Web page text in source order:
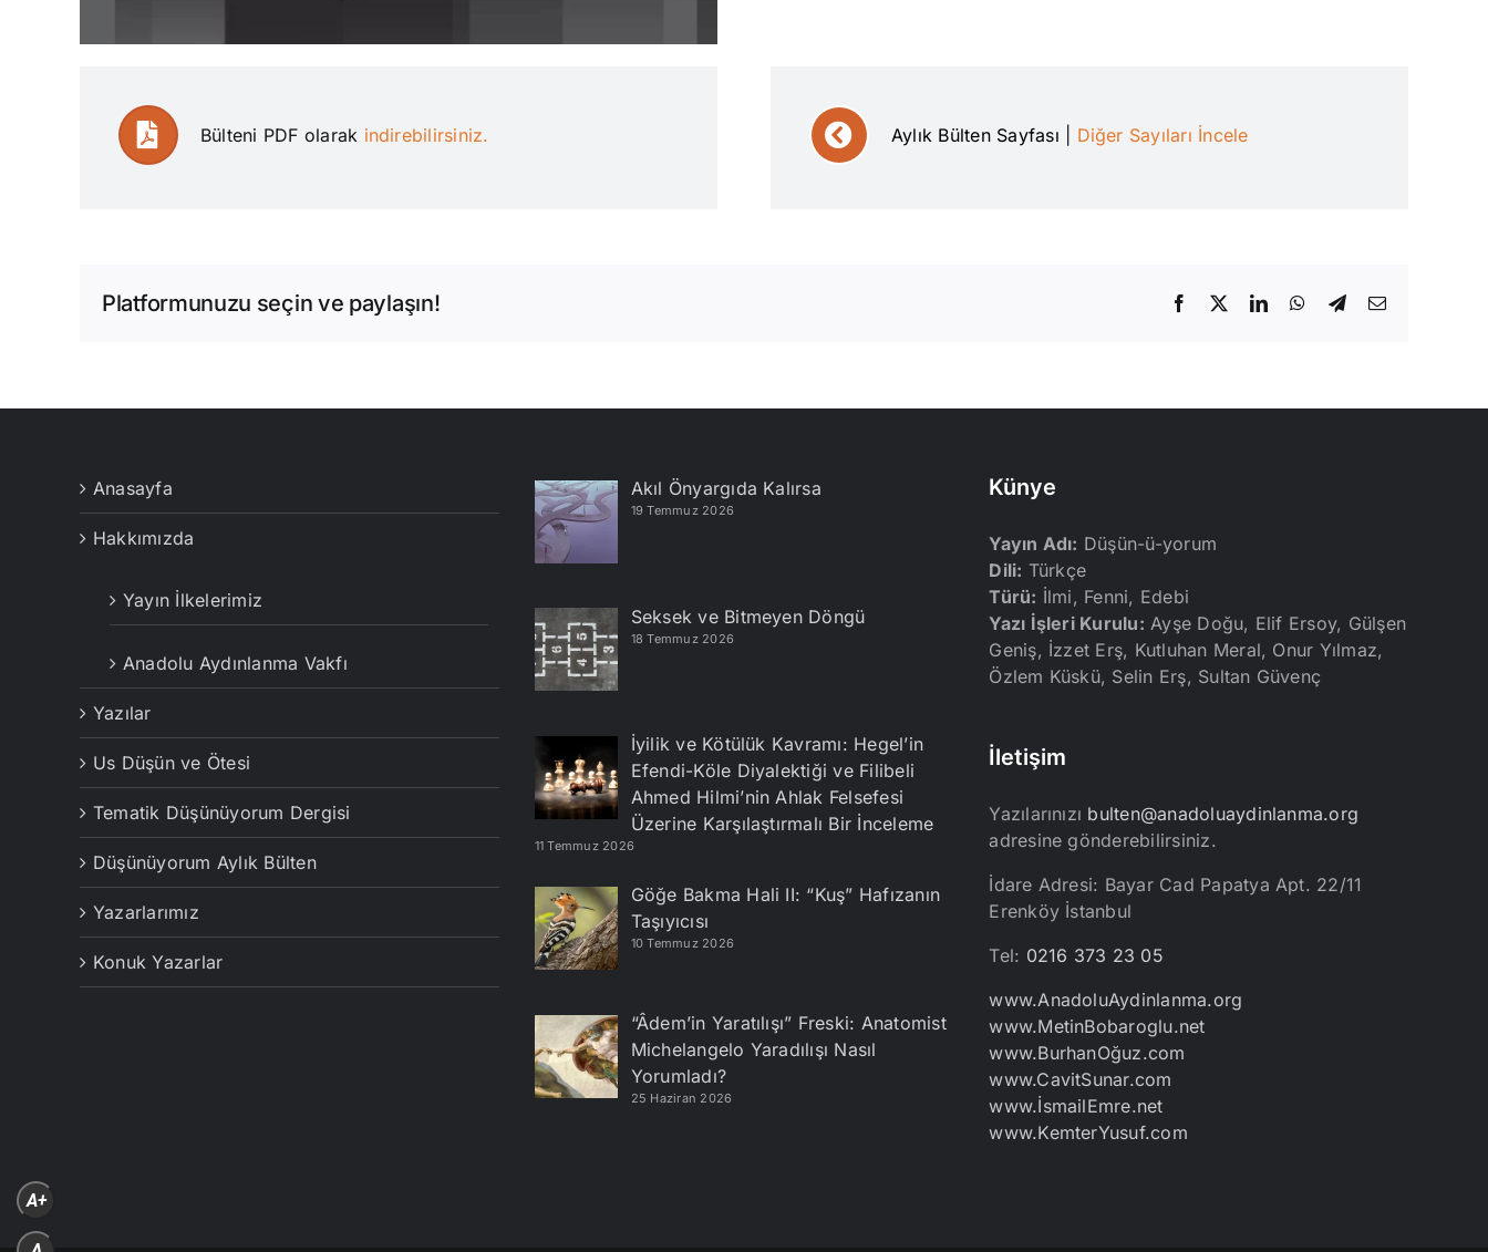
Bülteni PDF olarak indirebilirsiniz. Aylık Bülten Sayfası Diğer Sayıları İncele
Platformunuzu seçin ve paylaşın! Facebook LinkedInWhatsApp
Telegram
E-
Anasayfa
Hakkımızda
Yayın İlkelerimiz
Anadolu Aydınlanma Vakfı
Yazılar
Us Düşün ve Ötesi
Tematik Düşünüyorum Dergisi
Düşünüyorum Aylık Bülten
Yazarlarımız
Konuk Yazarlar
Akıl Önyargıda Kalırsa
19 Temmuz 2026
Seksek ve Bitmeyen Döngü
18 Temmuz 2026
İyilik ve Kötülük Kavramı: Hegel’in
Efendi-Köle Diyalektiği ve Filibeli
Ahmed Hilmi’nin Ahlak Felsefesi
Üzerine Karşılaştırmalı Bir İnceleme
11 Temmuz 2026
Göğe Bakma Hali II: “Kuş” Hafızanın
Taşıyıcısı
10 Temmuz 2026
“Âdem’in Yaratılışı” Freski: Anatomist
Michelangelo Yaradılışı Nasıl
Yorumladı?
25 Haziran 2026
Künye
Yayın Adı: Düşün-ü-yorum
Dili: Türkçe
Türü: İlmi, Fenni, Edebi
Yazı İşleri Kurulu: Ayşe Doğu, Elif Ersoy, Gülşen
Geniş, İzzet Erş, Kutluhan Meral, Onur Yılmaz,
Özlem Küskü, Selin Erş, Sultan Güvenç
İletişim
Yazılarınızı bulten@anadoluaydinlanma.org
adresine gönderebilirsiniz.
İdare Adresi: Bayar Cad Papatya Apt. 22/11
Erenköy İstanbul
Tel: 0216 373 23 05
www.AnadoluAydinlanma.org
www.MetinBobaroglu.net
www.BurhanOğuz.com
www.CavitSunar.com
www.İsmailEmre.net
www.KemterYusuf.com
A+